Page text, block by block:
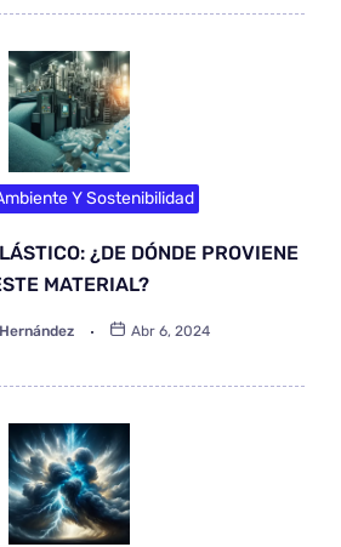
Y Sostenibilidad
¿DE DÓNDE PROVIENE
MATERIAL?
Abr 6, 2024